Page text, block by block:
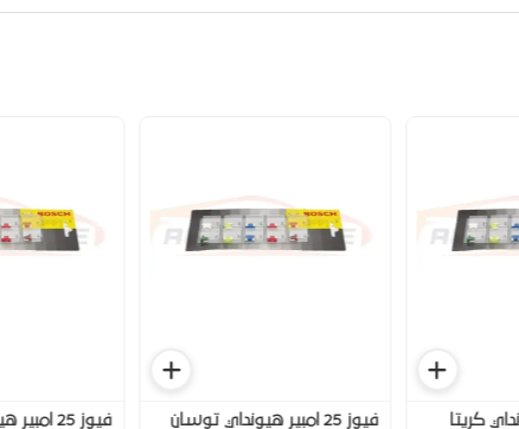
فيوز 25 امبير هيونداي توسان فيوز 25 امبير هيونداي النترا MD